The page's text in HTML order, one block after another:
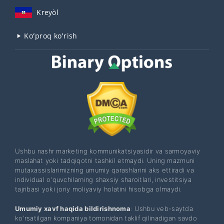
Kreyòl
Koʻproq koʻrish
Ushbu nashr marketing kommunikatsiyasidir va sarmoyaviy
maslahat yoki tadqiqotni tashkil etmaydi. Uning mazmuni
mutaxassislarimizning umumiy qarashlarini aks ettiradi va
individual o'quvchilarning shaxsiy sharoitlari, investitsiya
tajribasi yoki joriy moliyaviy holatini hisobga olmaydi.
Umumiy xavf haqida bildirishnoma: Ushbu veb-saytda
ko'rsatilgan kompaniya tomonidan taklif qilinadigan savdo